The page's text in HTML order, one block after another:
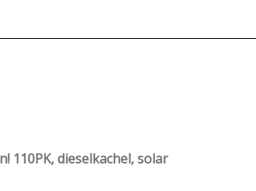
110PK, dieselkachel, solar